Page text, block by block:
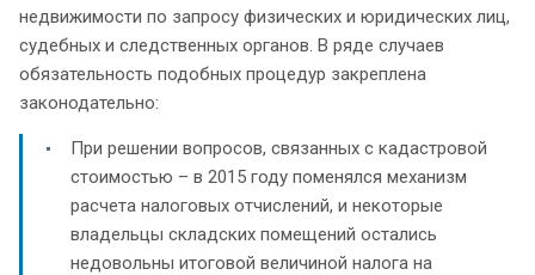
недвижимости по запросу физических и юридических лиц,
судебных и следственных органов. В ряде случаев
обязательность подобных процедур закреплена
законодательно:
При решении вопросов, связанных с кадастровой
стоимостью – в 2015 году поменялся механизм
расчета налоговых отчислений, и некоторые
владельцы складских помещений остались
недовольны итоговой величиной налога на